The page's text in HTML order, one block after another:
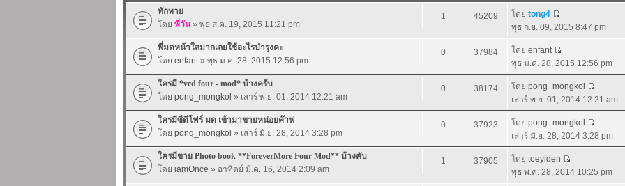
ทักทาย
โดย พี่วัน» พุธ ส.ค. 19, 2015 11:21 pm
1 45209 โดย tong4
พุธ ก.ย. 09, 2015 8:47 pm
พี่มดหน้าใสมากเลยใช้อะไรบำรุงคะ
โดย enfant» พุธ ม.ค. 28, 2015 12:56 pm
0 37984 โดย enfant
พุธ ม.ค. 28, 2015 12:56 pm
ใครมี *vcd four - mod* บ้างครับ
โดย pong_mongkol » เสาร์ พ.ย. 01, 2014 12:21 am
0 38174 โดย pong_mongkol
เสาร์ พ.ย. 01, 2014 12:21 am
ใครมีซีดีโฟร์ มด เข้ามาขายหน่อยค๊าฟ
โดย pong_mongkol » เสาร์ มิ.ย. 28, 2014 3:28 pm
0 37923 โดย pong_mongkol
เสาร์ มิ.ย. 28, 2014 3:28 pm
ใครมีขาย Photo book **ForeverMore Four Mod** บ้างคับ
โดย iamOnce » อาทิตย์ มี.ค. 16, 2014 2:09 am
1 37905 โดย toeyiden
พุธ พ.ค. 28, 2014 10:25 pm